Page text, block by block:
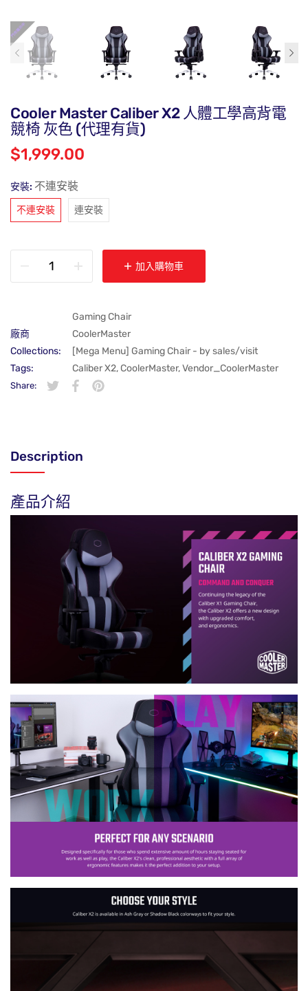
Cooler Master Caliber X2 人體工學高背電
競椅 灰色 (代理有貨)
$1,999.00
安裝: 不連安裝
不連安裝 連安裝
加入購物車
Gaming Chair
廠商
CoolerMaster
Collections:
[Mega Menu] Gaming Chair - by sales/visit
Tags:
Caliber X2,CoolerMaster,Vendor_CoolerMaster
Share:
在 Twitter 上發佈 Twitter 貼文
在新視窗中開啟。
分享至 Facebook
在新視窗中開啟。
在 Pinterest 上發佈 Pin 貼文
在新視窗中開啟。
Description
產品介紹